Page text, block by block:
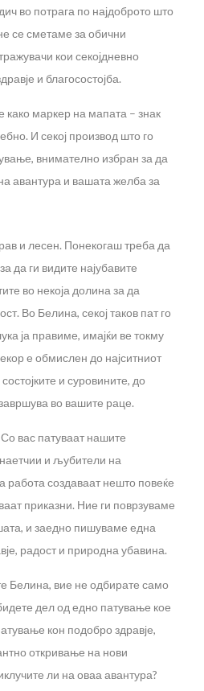
во потрага по најдоброто што
се сметаме за обични
кои секојдневно
и благосостојба.
како маркер на мапата – знак
И секој производ што го
внимателно избран за да
авантура и вашата желба за
и лесен. Понекогаш треба да
да ги видите најубавите
во некоја долина за да
Во Белина, секој таков пат го
ја правиме, имајќи ве токму
е обмислен до најситниот
и суровините, до
во вашите раце.
вас патуваат нашите
и љубители на
работа создаваат нешто повеќе
приказни. Ние ги поврзуваме
и заедно пишуваме една
радост и природна убавина.
Белина, вие не одбирате само
дел од едно патување кое
кон подобро здравје,
откривање на нови
ли на оваа авантура?